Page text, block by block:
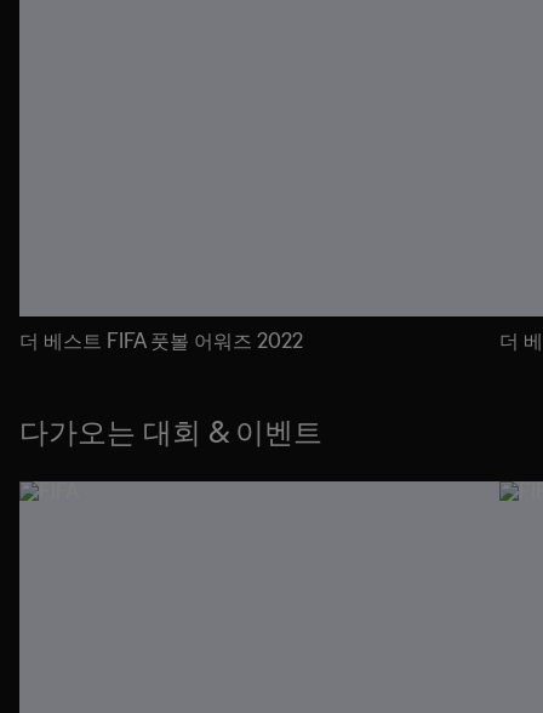
더 베스트 FIFA 풋볼 어워즈 2022 더
다가오는 대회 & 이벤트